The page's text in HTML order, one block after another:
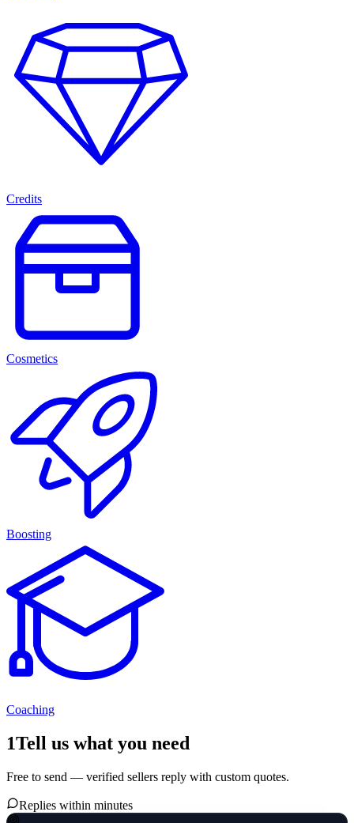
Credits
Cosmetics
Boosting
Coaching
1Tell us what you need
Free to send — verified sellers reply with custom quotes.
Replies within minutes